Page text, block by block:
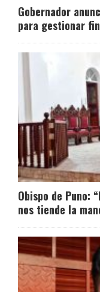
Gobernador
para gestionar
Obispo de Puno:
nos tiende la